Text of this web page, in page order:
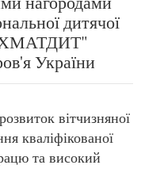
дитячої
України
вітчизняної
кваліфікованої
та високий